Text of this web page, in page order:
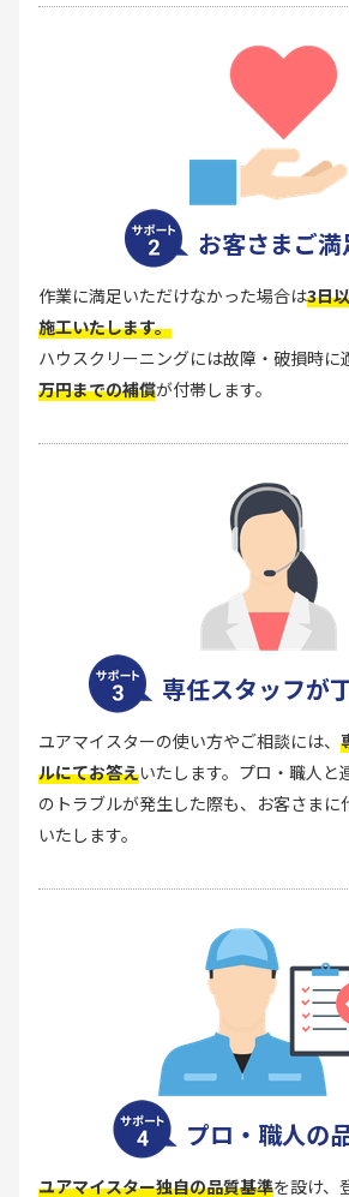
お客さまご
作業に満足いただけなかった場合は3日
施工いたします。
ハウスクリーニングには故障・破損時に
万円までの補償が付帯します。
専任スタッフが
ユアマイスターの使い方やご相談には、
ルにてお答えいたします。プロ・職人と
のトラブルが発生した際も、お客さまに
いたします。
プロ・職人の
ユアマイスター独自の品質基準を設け、